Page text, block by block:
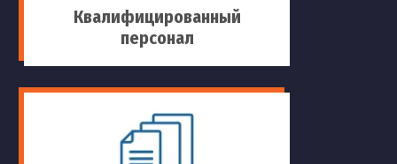
Квалифицированный
персонал